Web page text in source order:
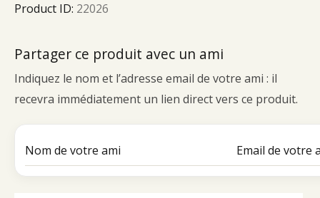
Product ID: 22026
Partager ce produit avec un ami
Indiquez le nom et l’adresse email de votre ami : il
recevra immédiatement un lien direct vers ce produit.